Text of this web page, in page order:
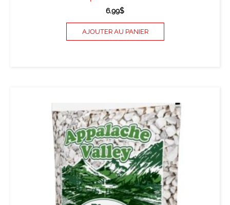
6.99$
AJOUTER AU PANIER